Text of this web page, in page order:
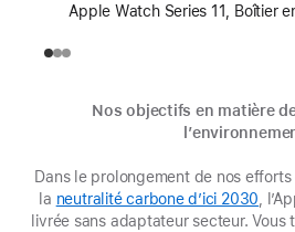
Apple Watch Series 11, Boîtier
Nos objectifs en matière
Dans le prolongement de nos
la neutralité carbone d’ici 2030
dans
,
livrée sans adaptateur secteur.